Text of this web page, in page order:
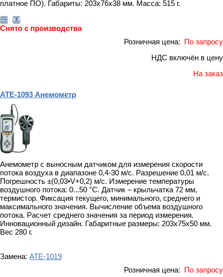
платное ПО). Габариты: 203х76х38 мм. Масса: 515 г.
Снято с производства
Розничная цена: По запросу
НДС включён в цену
На заказ
АТЕ-1093 Анемометр
Анемометр с выносным датчиком для измерения скорости
потока воздуха в диапазоне 0,4-30 м/с. Разрешение 0,01 м/с.
Погрешность ±(0,03•V+0,2) м/с. Измерение температуры
воздушного потока: 0...50 °С. Датчик – крыльчатка 72 мм,
термистор. Фиксация текущего, минимального, среднего и
максимального значения. Вычисление объема воздушного
потока. Расчет среднего значения за период измерения.
Инновационный дизайн. Габаритные размеры: 203x75x50 мм.
Вес 280 г.
Замена: АТЕ-1019
Розничная цена: По запросу